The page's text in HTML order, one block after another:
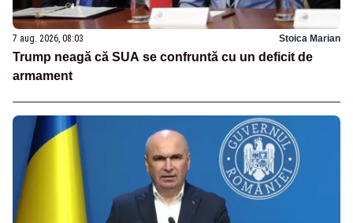
7 aug. 2026, 08:03 Stoica Marian
Trump neagă că SUA se confruntă cu un deficit de
armament